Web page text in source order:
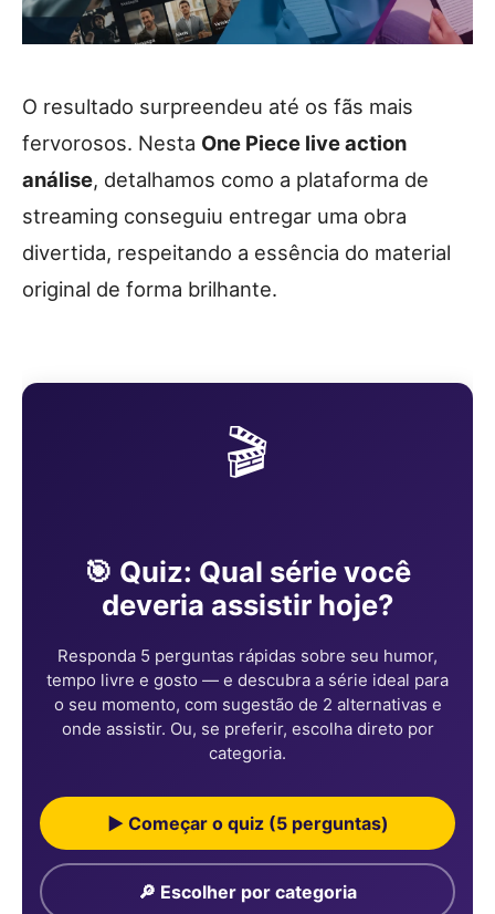
O resultado surpreendeu até os fãs mais
fervorosos. Nesta One Piece live action
análise, detalhamos como a plataforma de
streaming conseguiu entregar uma obra
divertida, respeitando a essência do material
original de forma brilhante.
🎬
🎯 Quiz: Qual série você
deveria assistir hoje?
Responda 5 perguntas rápidas sobre seu humor,
tempo livre e gosto — e descubra a série ideal para
o seu momento, com sugestão de 2 alternativas e
onde assistir. Ou, se preferir, escolha direto por
categoria.
▶ Começar o quiz (5 perguntas)
🔎 Escolher por categoria